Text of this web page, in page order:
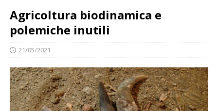
Agricoltura biodinamica e
polemiche inutili
21/05/2021